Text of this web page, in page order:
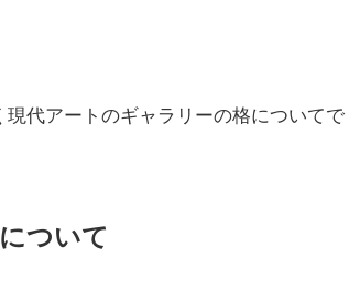
代アートのギャラリーの格についてで
ついて